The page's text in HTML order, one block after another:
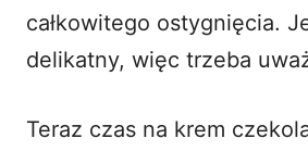
całkowitego ostygnięcia.
delikatny, więc trzeba
Teraz czas na krem